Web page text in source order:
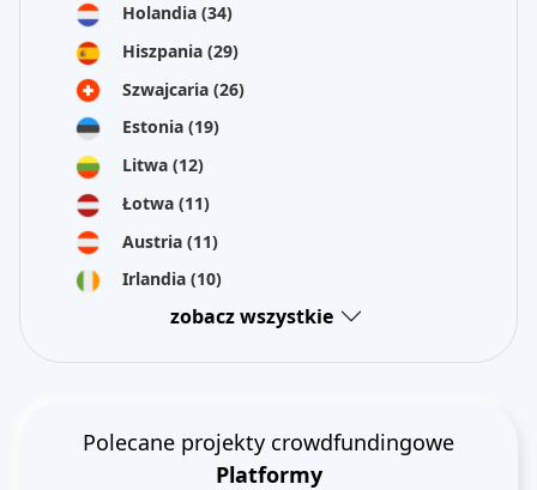
Holandia (34)
Hiszpania (29)
Szwajcaria (26)
Estonia (19)
Litwa (12)
Łotwa (11)
Austria (11)
Irlandia (10)
zobacz wszystkie
Polecane projekty crowdfundingowe
Platformy